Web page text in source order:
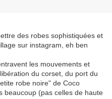
des robes sophistiquées et
sur instagram, eh ben
les mouvements et
du corset, du port du
robe noire" de Coco
beaucoup (pas celles de haute